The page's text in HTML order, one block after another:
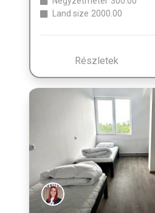
Land size 2000.00
Részletek